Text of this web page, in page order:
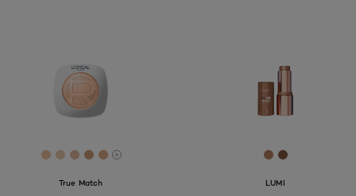
[Color]: #F1C09E
[Color]: #EACAAC
[Color]: #E1B9A3
[Color]: #CF9B78
[Color]: #E0AB87
More shades are available
True Match
[Color]:
[Color]:
LUMI